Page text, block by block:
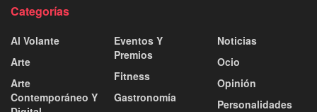
Categorías
Al Volante
Arte
Arte
Contemporáneo Y
Eventos Y
Premios
Fitness
Gastronomía
Noticias
Ocio
Opinión
Personalidades